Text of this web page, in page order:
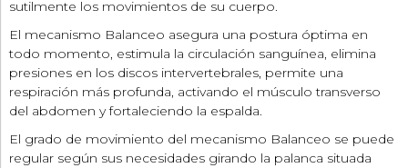
sutilmente los movimientos de su cuerpo.
El mecanismo Balanceo asegura una postura óptima en
todo momento, estimula la circulación sanguínea, elimina
presiones en los discos intervertebrales, permite una
respiración más profunda, activando el músculo transverso
del abdomen y fortaleciendo la espalda.
El grado de movimiento del mecanismo Balanceo se puede
regular según sus necesidades girando la palanca situada